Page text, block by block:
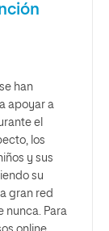
han
apoyar a
el
los
y sus
su
gran red
nunca. Para